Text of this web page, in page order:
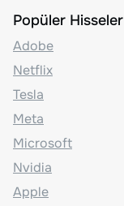
Popüler Hisseler
Adobe
Netflix
Tesla
Meta
Microsoft
Nvidia
Apple